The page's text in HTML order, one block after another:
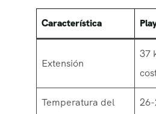
Característica
Extensión
37
Temperatura del